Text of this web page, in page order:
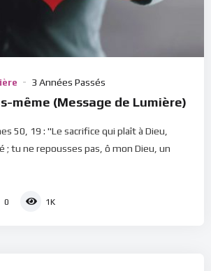
3 Années Passés
même (Message de Lumière)
50, 19 : "Le sacrifice qui plaît à Dieu,
; tu ne repousses pas, ô mon Dieu, un
0 1K